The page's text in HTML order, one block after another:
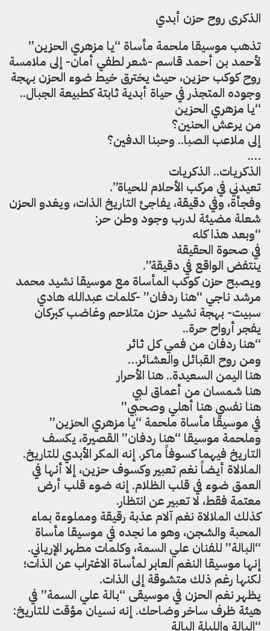
الذكرى روح حزن أبدي
تذهب موسيقا ملحمة مأساة “يا مزهري الحزين”
لأحمد بن أحمد قاسم -شعر لطفي أمان- إلى ملامسة
روح كوكب حزين، حيث يخترق خيط ضوء الحزن بهجة
وجوده المتجذر في حياة أبدية ثابتة كطبيعة الجبال..
“يا مزهري الحزين
من يرعش الحنين؟
إلى ملاعب الصبا.. وحبنا الدفين؟
….
الذكريات.. الذكريات
تعيدني في مركب الأحلام للحياة”.
وفجأة، وفي دقيقة، يفاجئ التاريخ الذات، ويغدو الحزن
شعلة مضيئة لدرب وجود وطن حر:
“وبعد هذا كله
في صحوة الحقيقة
ينتفض الواقع في دقيقة”.
ويصبح حزن كوكب المأساة مع موسيقا نشيد محمد
مرشد ناجي “هنا ردفان” -كلمات عبدالله هادي
سبيت- بهجة نشيد حزن متلاحم وغاضب كبركان
يفجر أرواح حرة..
“هنا ردفان من فمي كل ثائر
ومن روح القبائل والعشائر…
هنا اليمن السعيدة.. هنا الأحرار
هنا شمسان من أعماق لبي
هنا نفسي هنا أهلي وصحبي”
في موسيقا مأساة ملحمة “يا مزهري الحزين”
وملحمة موسيقا “هنا ردفان” القصيرة، يكسف
التاريخ فيهما كسوفاً ماكر. إنه المكر الأبدي للتاريخ.
الملالاة أيضاً نغم تعبير وكسوف حزين، إلا أنها في
العمق ضوء في قلب الظلام. إنه ضوء قلب أرض
معتمة فقط، لا تعبير عن انتظار.
كذلك الملالاة نغم آلام عذبة رقيقة ومملوءة بماء
المحبة والشجن، وهو ما نجده في موسيقا مأساة
“البالة” للفنان علي السمة، وكلمات مطهر الإرياني.
إنها موسيقا النغم العابر لمأساة الاغتراب عن الذات؛
لكنها رغم ذلك متشوقة إلى الذات.
يظهر نغم الحزن في موسيقى “بالة علي السمة” في
هيئة ظرف ساخر وضاحك. إنه نسيان مؤقت للتاريخ:
“البالة والليلة البالة